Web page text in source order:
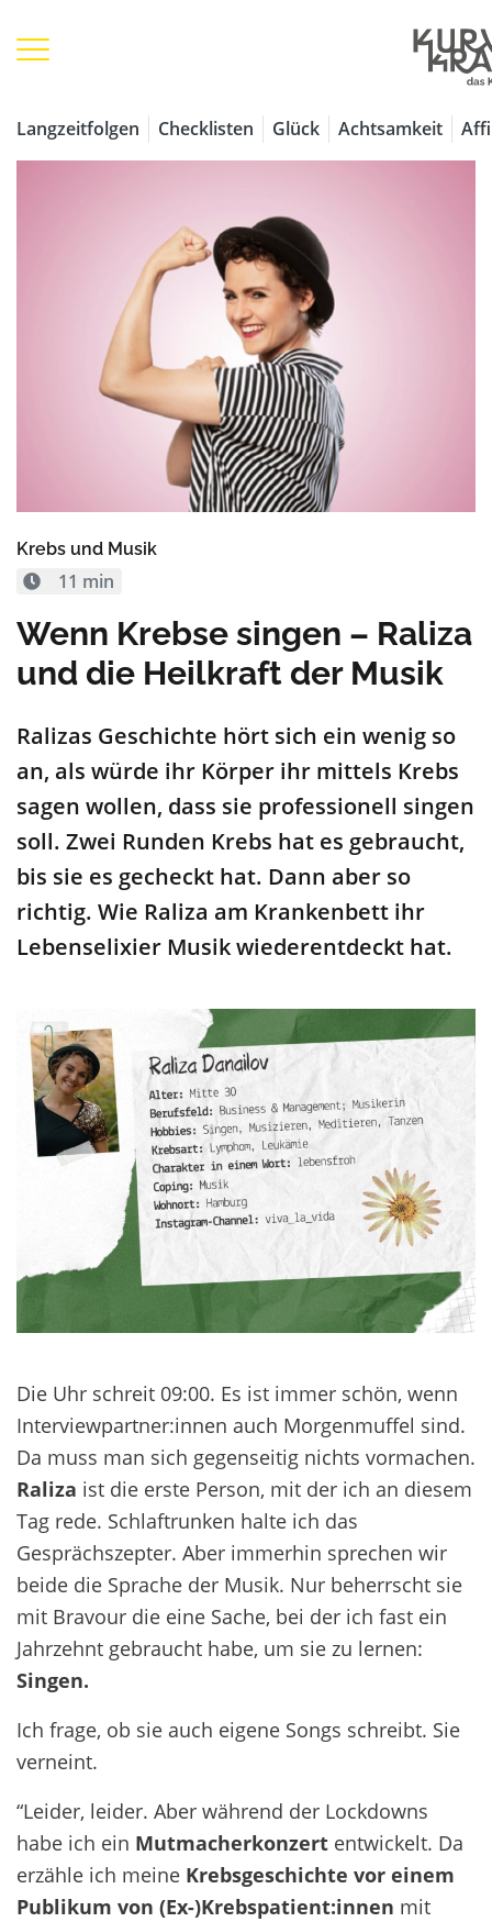
Langzeitfolgen Checklisten Glück Achtsamkeit
Krebs und Musik
11 min
Wenn Krebse singen – Raliza
und die Heilkraft der Musik
Ralizas Geschichte hört sich ein wenig so
an, als würde ihr Körper ihr mittels Krebs
sagen wollen, dass sie professionell singen
soll. Zwei Runden Krebs hat es gebraucht,
bis sie es gecheckt hat. Dann aber so
richtig. Wie Raliza am Krankenbett ihr
Lebenselixier Musik wiederentdeckt hat.
Die Uhr schreit 09:00. Es ist immer schön, wenn
Interviewpartner:innen auch Morgenmuffel sind.
Da muss man sich gegenseitig nichts vormachen.
Raliza ist die erste Person, mit der ich an diesem
Tag rede. Schlaftrunken halte ich das
Gesprächszepter. Aber immerhin sprechen wir
beide die Sprache der Musik. Nur beherrscht sie
mit Bravour die eine Sache, bei der ich fast ein
Jahrzehnt gebraucht habe, um sie zu lernen:
Singen.
Ich frage, ob sie auch eigene Songs schreibt. Sie
verneint.
“Leider, leider. Aber während der Lockdowns
habe ich ein Mutmacherkonzert entwickelt. Da
erzähle ich meine Krebsgeschichte vor einem
Publikum von (Ex-)Krebspatient:innen mit